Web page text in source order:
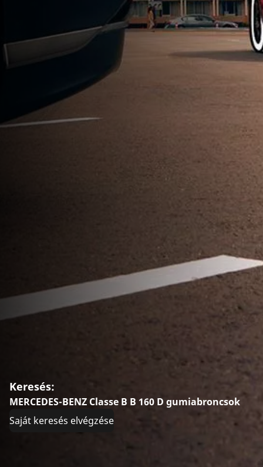
Keresés:
MERCEDES-BENZ Classe B B 160 D gumiabroncsok
Saját keresés elvégzése